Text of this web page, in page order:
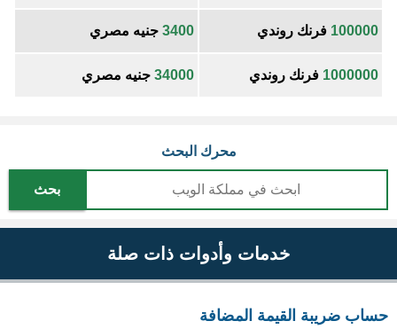
100000 فرنك روندي 3400 جنيه مصري
1000000 فرنك روندي 34000 جنيه مصري
محرك البحث
بحث
خدمات وأدوات ذات صلة
حساب ضريبة القيمة المضافة